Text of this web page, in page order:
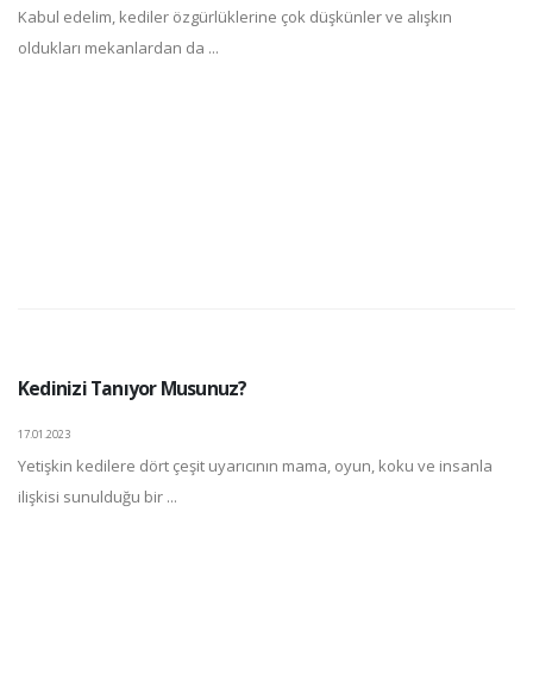
Kabul edelim, kediler özgürlüklerine çok düşkünler ve alışkın
oldukları mekanlardan da ...
Kedinizi Tanıyor Musunuz?
17.01.2023
Yetişkin kedilere dört çeşit uyarıcının mama, oyun, koku ve insanla
ilişkisi sunulduğu bir ...